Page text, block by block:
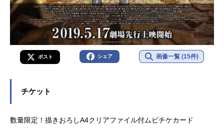
ポスト シェア 画像一覧 (15件)
チケット
数量限定！描きおろしA4クリアファイル付ムビチケカード